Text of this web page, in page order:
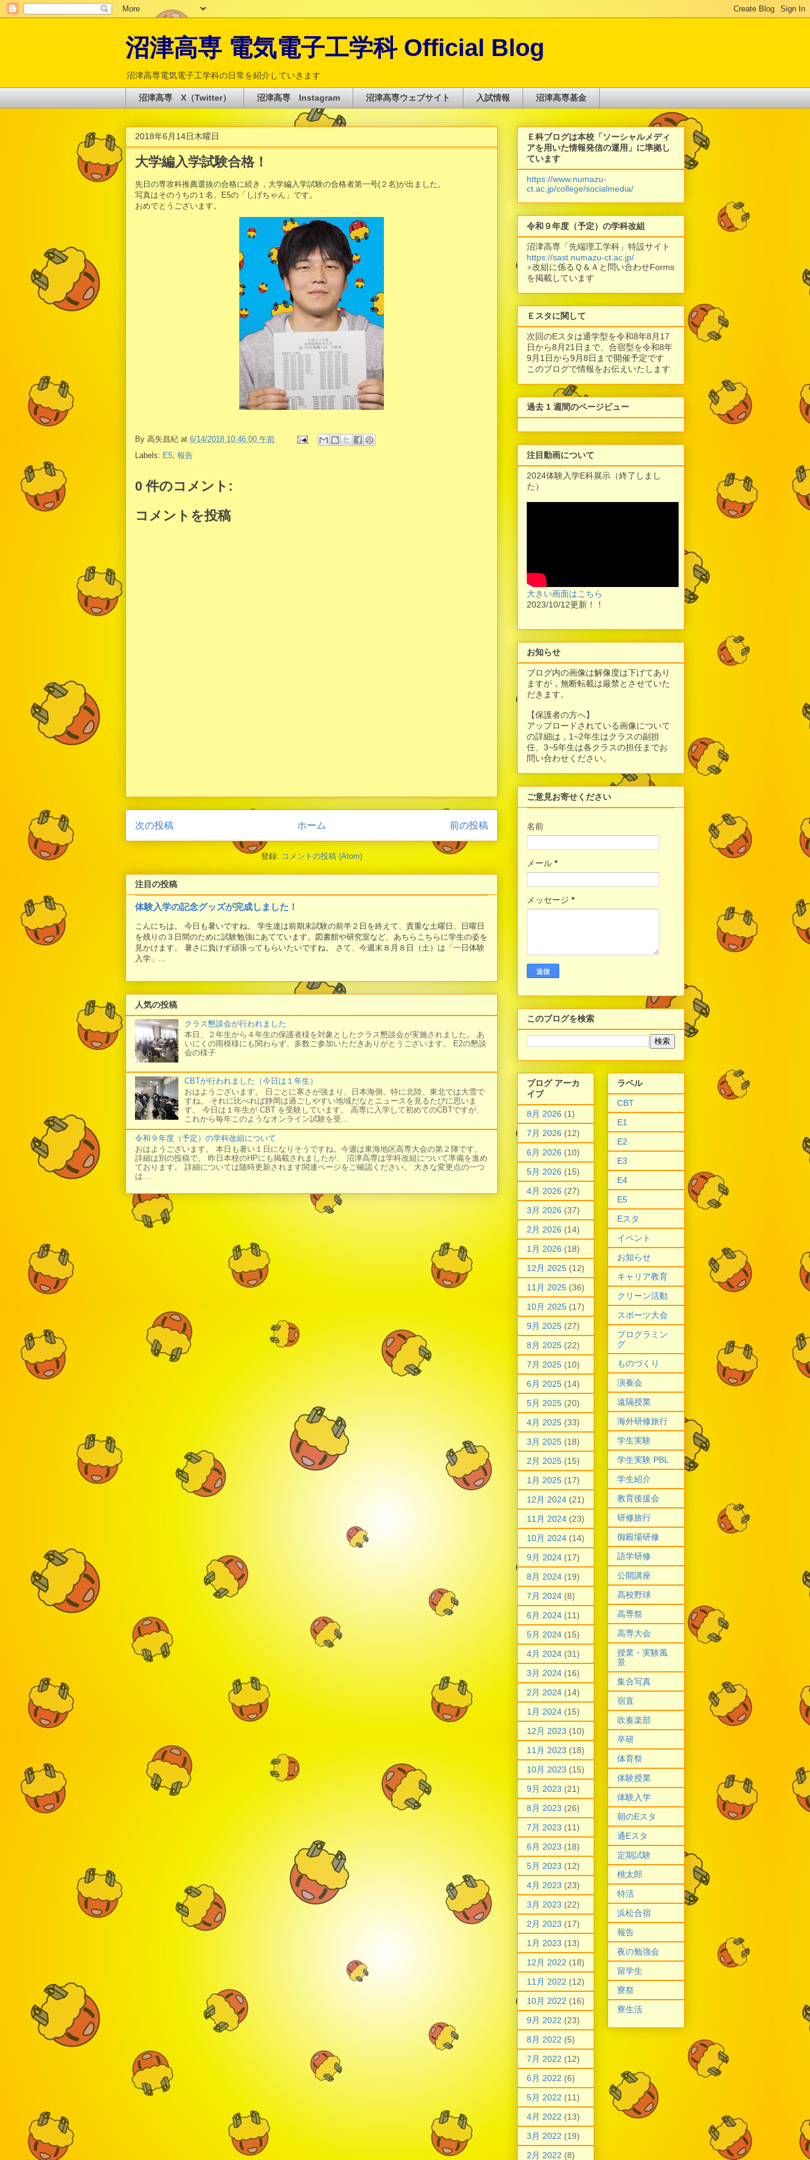
沼津高専 電気電子工学科 Official Blog
沼津高専電気電子工学科の日常を紹介していきます
沼津高専 X（Twitter） 沼津高専 Instagram 沼津高専ウェブサイト 入試情報 沼津高専基金
2018年6月14日木曜日
大学編入学試験合格！
先日の専攻科推薦選抜の合格に続き，大学編入学試験の合格者第一号(２名)が出ました。
写真はそのうちの１名、E5の「しげちゃん」です。
おめでとうございます。
By 高矢昌紀 at 6/14/2018 10:46:00 午前
Labels: E5 報告
0 件のコメント:
コメントを投稿
次の投稿 前の投稿
ホーム
登録: コメントの投稿 (Atom)
注目の投稿
体験入学の記念グッズが完成しました！
こんにちは。 今日も暑いですね。 学生達は前期末試験の前半２日を終えて、貴重な土曜日、日曜日
を残りの３日間のために試験勉強にあてています。図書館や研究室など、あちらこちらに学生の姿を
見かけます。 暑さに負けず頑張ってもらいたいですね。 さて、今週末８月８日（土）は「一日体験
入学」...
人気の投稿
クラス懇談会が行われました
本日、２年生から４年生の保護者様を対象としたクラス懇談会が実施されました。 あ
いにくの雨模様にも関わらず、多数ご参加いただきありがとうございます。 E2の懇談
会の様子
CBTが行われました（今日は１年生）
おはようございます。 日ごとに寒さが強まり、日本海側、特に北陸、東北では大雪で
すね。 それに比べれば静岡は過ごしやすい地域だなとニュースを見るたびに思いま
す。 今日は１年生が CBT を受験しています。 高専に入学して初めてのCBTですが、
これから毎年このようなオンライン試験を受...
令和９年度（予定）の学科改組について
おはようございます。 本日も暑い１日になりそうですね。今週は東海地区高専大会の第２陣です。
詳細は別の投稿で。 昨日本校のHPにも掲載されましたが、 沼津高専は学科改組について準備を進め
ております。 詳細については随時更新されます関連ページをご確認ください。 大きな変更点の一つ
は...
Ｅ科ブログは本校「ソーシャルメディ
アを用いた情報発信の運用」に準拠し
ています
https://www.numazu-
ct.ac.jp/college/socialmedia/
令和９年度（予定）の学科改組
沼津高専「先端理工学科」特設サイト
https://sast.numazu-ct.ac.jp/
※改組に係るＱ＆Ａと問い合わせForms
を掲載しています
Ｅスタに関して
次回のEスタは通学型を令和8年8月17
日から8月21日まで、合宿型を令和8年
9月1日から9月8日まで開催予定です
このブログで情報をお伝えいたします
過去 1 週間のページビュー
注目動画について
2024体験入学E科展示（終了しまし
た）
大きい画面はこちら
2023/10/12更新！！
お知らせ
ブログ内の画像は解像度は下げてあり
ますが， 無断転載は厳禁とさせていた
だきます。
【保護者の方へ】
アップロードされている画像について
の詳細は，1~2年生はクラスの副担
任、3~5年生は各クラスの担任までお
問い合わせください。
ご意見お寄せください
名前
メール *
メッセージ *
このブログを検索
ブログ アーカ
イブ
8月 2026 (1)
7月 2026 (12)
6月 2026 (10)
5月 2026 (15)
4月 2026 (27)
3月 2026 (37)
2月 2026 (14)
1月 2026 (18)
12月 2025 (12)
11月 2025 (36)
10月 2025 (17)
9月 2025 (27)
8月 2025 (22)
7月 2025 (10)
6月 2025 (14)
5月 2025 (20)
4月 2025 (33)
3月 2025 (18)
2月 2025 (15)
1月 2025 (17)
12月 2024 (21)
11月 2024 (23)
10月 2024 (14)
9月 2024 (17)
8月 2024 (19)
7月 2024 (8)
6月 2024 (11)
5月 2024 (15)
4月 2024 (31)
3月 2024 (16)
2月 2024 (14)
1月 2024 (15)
12月 2023 (10)
11月 2023 (18)
10月 2023 (15)
9月 2023 (21)
8月 2023 (26)
7月 2023 (11)
6月 2023 (18)
5月 2023 (12)
4月 2023 (23)
3月 2023 (22)
2月 2023 (17)
1月 2023 (13)
12月 2022 (18)
11月 2022 (12)
10月 2022 (16)
9月 2022 (23)
8月 2022 (5)
7月 2022 (12)
6月 2022 (6)
5月 2022 (11)
4月 2022 (13)
3月 2022 (19)
2月 2022 (8)
ラベル
CBT
E1
E2
E3
E4
E5
Eスタ
イベント
お知らせ
キャリア教育
クリーン活動
スポーツ大会
プログラミン
グ
ものづくり
演奏会
遠隔授業
海外研修旅行
学生実験
学生実験 PBL
学生紹介
教育後援会
研修旅行
御殿場研修
語学研修
公開講座
高校野球
高専祭
高専大会
授業・実験風
景
集合写真
宿直
吹奏楽部
卒研
体育祭
体験授業
体験入学
朝のEスタ
通Eスタ
定期試験
桃太郎
特活
浜松合宿
報告
夜の勉強会
留学生
寮祭
寮生活